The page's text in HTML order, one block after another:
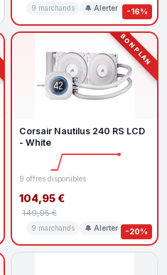
-16%
9 marchands 🔔 Alerter
BON PLAN
-20%
Corsair Nautilus 240 RS LCD
- White
9 offres disponibles
104,95 €
149,95 €
9 marchands 🔔 Alerter